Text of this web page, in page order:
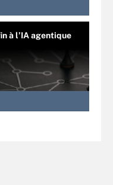
à l’IA agentique